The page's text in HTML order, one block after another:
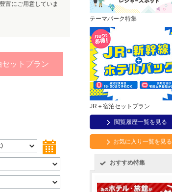
富にご用意していま
ットプラン
テーマパーク特集
JR＋宿泊セットプラン
閲覧履歴一覧を見る
お気に入り一覧を見る
おすすめ特集